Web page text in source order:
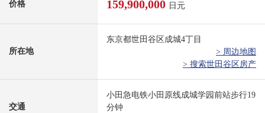
价格 159,900,000 日元
所在地
东京都世田谷区成城4丁目
> 周边地图
> 搜索世田谷区房产
交通
小田急电铁小田原线成城学园前站步行19
分钟